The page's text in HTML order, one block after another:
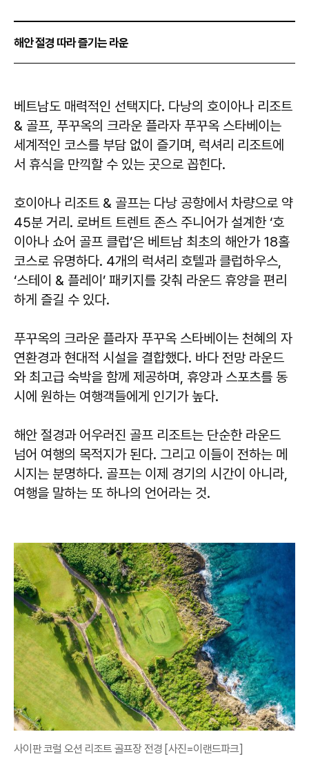
해안 절경 따라 즐기는 라운
베트남도 매력적인 선택지다. 다낭의 호이아나 리조트
& 골프, 푸꾸옥의 크라운 플라자 푸꾸옥 스타베이는
세계적인 코스를 부담 없이 즐기며, 럭셔리 리조트에
서 휴식을 만끽할 수 있는 곳으로 꼽힌다.
호이아나 리조트 & 골프는 다낭 공항에서 차량으로 약
45분 거리. 로버트 트렌트 존스 주니어가 설계한 ‘호
이아나 쇼어 골프 클럽’은 베트남 최초의 해안가 18홀
코스로 유명하다. 4개의 럭셔리 호텔과 클럽하우스,
‘스테이 & 플레이’ 패키지를 갖춰 라운드 휴양을 편리
하게 즐길 수 있다.
푸꾸옥의 크라운 플라자 푸꾸옥 스타베이는 천혜의 자
연환경과 현대적 시설을 결합했다. 바다 전망 라운드
와 최고급 숙박을 함께 제공하며, 휴양과 스포츠를 동
시에 원하는 여행객들에게 인기가 높다.
해안 절경과 어우러진 골프 리조트는 단순한 라운드
넘어 여행의 목적지가 된다. 그리고 이들이 전하는 메
시지는 분명하다. 골프는 이제 경기의 시간이 아니라,
여행을 말하는 또 하나의 언어라는 것.
사이판 코럴 오션 리조트 골프장 전경 [사진=이랜드파크]